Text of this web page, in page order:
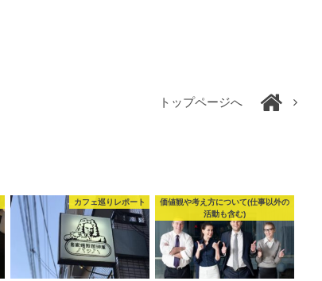
トップページへ
カフェ巡りレポート
価値観や考え方について(仕事以外の
活動も含む)